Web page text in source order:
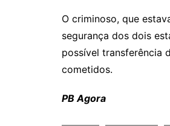
O criminoso, que
segurança dos dois
possível transferência
cometidos.
PB Agora